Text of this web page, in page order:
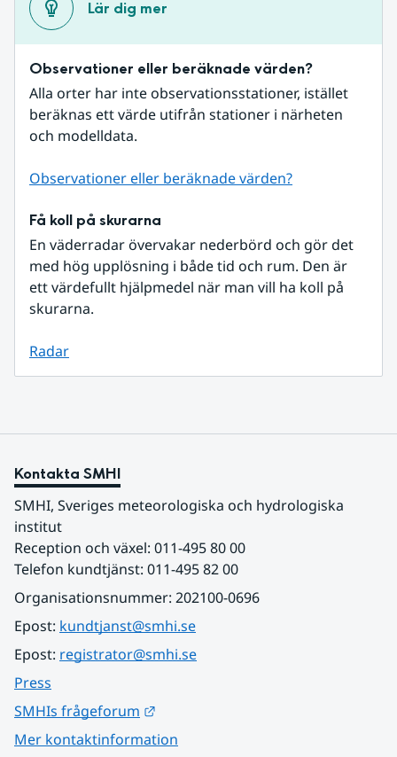
Lär dig mer
Observationer eller beräknade värden?
Alla orter har inte observationsstationer, istället
beräknas ett värde utifrån stationer i närheten
och modelldata.
Observationer eller beräknade värden?
Få koll på skurarna
En väderradar övervakar nederbörd och gör det
med hög upplösning i både tid och rum. Den är
ett värdefullt hjälpmedel när man vill ha koll på
skurarna.
Radar
Kontakta SMHI
SMHI, Sveriges meteorologiska och hydrologiska
institut
Reception och växel: 011-495 80 00
Telefon kundtjänst: 011-495 82 00
Organisationsnummer: 202100-0696
Epost: kundtjanst@smhi.se
Epost: registrator@smhi.se
Press
SMHIs frågeforum
Mer kontaktinformation